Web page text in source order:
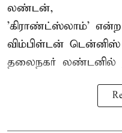
லண்டன்,
'கிராண்ட்ஸ்லாம்'
விம்பிள்டன் டென்னிஸ்
தலைநகர் லண்டனில்